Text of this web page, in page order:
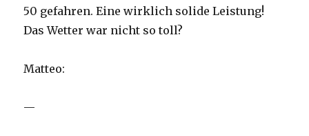
50 gefahren. Eine wirklich solide Leistung!
Das Wetter war nicht so toll?
Matteo:
—